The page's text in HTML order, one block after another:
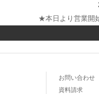
★本日より営業開
お問い合わせ
資料請求